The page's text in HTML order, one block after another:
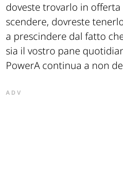
doveste trovarlo in offerta
scendere, dovreste
a prescindere dal fatto
sia il vostro pane
PowerA continua a non
ADV